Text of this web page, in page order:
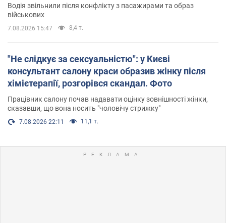
Водія звільнили після конфлікту з пасажирами та образ
військових
7.08.2026 15:47 8,4 т.
"Не слідкує за сексуальністю": у Києві
консультант салону краси образив жінку після
хімієтерапії, розгорівся скандал. Фото
Працівник салону почав надавати оцінку зовнішності жінки,
сказавши, що вона носить "чоловічу стрижку"
7.08.2026 22:11 11,1 т.